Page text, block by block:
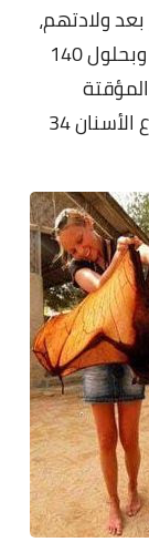
ولادتهم،
وتتكون الأسنان من ما مجموعه 20 سن، وبحلول 140
وتستبدل بالأسنان الدائمة، ويصبح مجموع الأسنان 34